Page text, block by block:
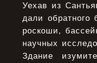
Уехав из
дали обратного
роскоши,
научных
Здание